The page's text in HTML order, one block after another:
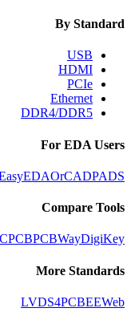
By Standard
USB
HDMI
PCIe
Ethernet
DDR4/DDR5
For EDA Users
OrCADPADS
Compare Tools
PCBWayDigiKey
More Standards
LVDS4PCBEEWeb